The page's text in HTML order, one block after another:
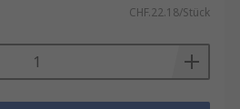
CHF.22.18/Stück